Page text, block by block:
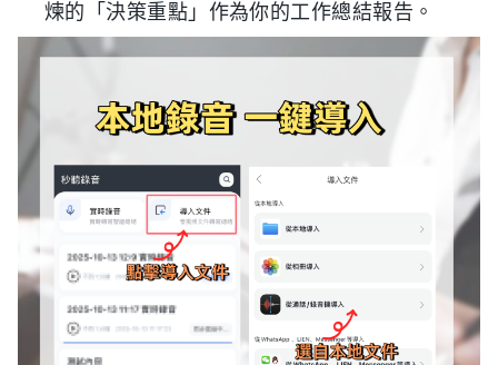
煉的「決策重點」作為你的工作總結報告。